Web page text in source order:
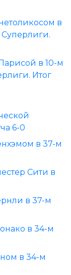
в
Суперлиги.
в 10-м
Итог
6-0
в 37-м
Сити в
в 37-м
в 34-м
в 34-м